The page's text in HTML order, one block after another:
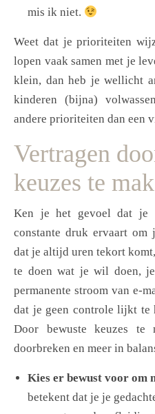
mis ik niet.
Weet dat je prioriteiten
lopen vaak samen met je
klein, dan heb je wellicht
kinderen (bijna)
andere prioriteiten dan een
Vertragen
keuzes te
Ken je het gevoel dat je
constante druk ervaart om
dat je altijd uren tekort
te doen wat je wil doen,
permanente stroom van e-
dat je geen controle lijkt te
Door bewuste keuzes
doorbreken en meer in
Kies er bewust voor om
betekent dat je je